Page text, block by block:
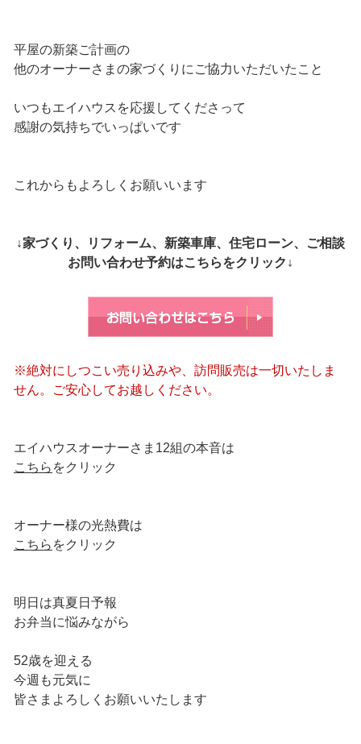
平屋の新築ご計画の
他のオーナーさまの家づくりにご協力いただいたこと
いつもエイハウスを応援してくださって
感謝の気持ちでいっぱいです
これからもよろしくお願いいます
↓家づくり、リフォーム、新築車庫、住宅ローン、ご相談
お問い合わせ予約はこちらをクリック↓
※絶対にしつこい売り込みや、訪問販売は一切いたしま
せん。ご安心してお越しください。
エイハウスオーナーさま12組の本音は
こちら をクリック
オーナー様の光熱費は
こちら をクリック
明日は真夏日予報
お弁当に悩みながら
52歳を迎える
今週も元気に
皆さまよろしくお願いいたします